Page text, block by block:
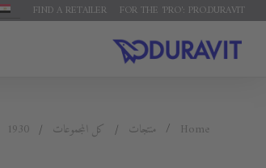
FOR THE 'PRO': PRO.DURAVIT
FIND A RETAILER
Home منتجات كل المجموعات 1930